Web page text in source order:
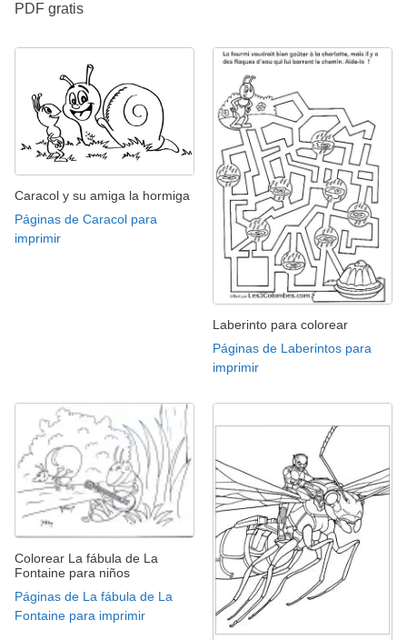
PDF gratis
Caracol y su amiga la hormiga
Páginas de Caracol para
imprimir
Laberinto para colorear
Páginas de Laberintos para
imprimir
Colorear La fábula de La
Fontaine para niños
Páginas de La fábula de La
Fontaine para imprimir